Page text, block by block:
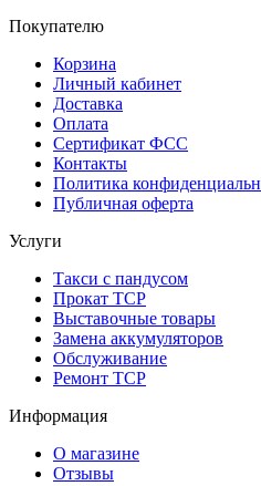
Покупателю
Корзина
Личный кабинет
Доставка
Оплата
Сертификат ФСС
Контакты
Политика
Публичная оферта
Услуги
Такси с пандусом
Прокат ТСР
Выставочные товары
Замена аккумуляторов
Обслуживание
Ремонт ТСР
Информация
О магазине
Отзывы